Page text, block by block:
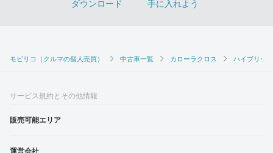
モビリコ（クルマの個人売買） 中古車一覧 カローラクロス ハイブリッ
サービス規約とその他情報
販売可能エリア
運営会社